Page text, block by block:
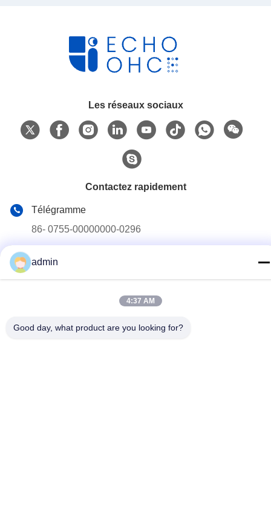
Les réseaux sociaux
Contactez rapidement
Télégramme
86- 0755-00000000-0296
No. 228, route de Zhanxi, ville de Jiangyin, ville de Wuxi,
admin
4:37 AM
Good day, what product are you looking for?